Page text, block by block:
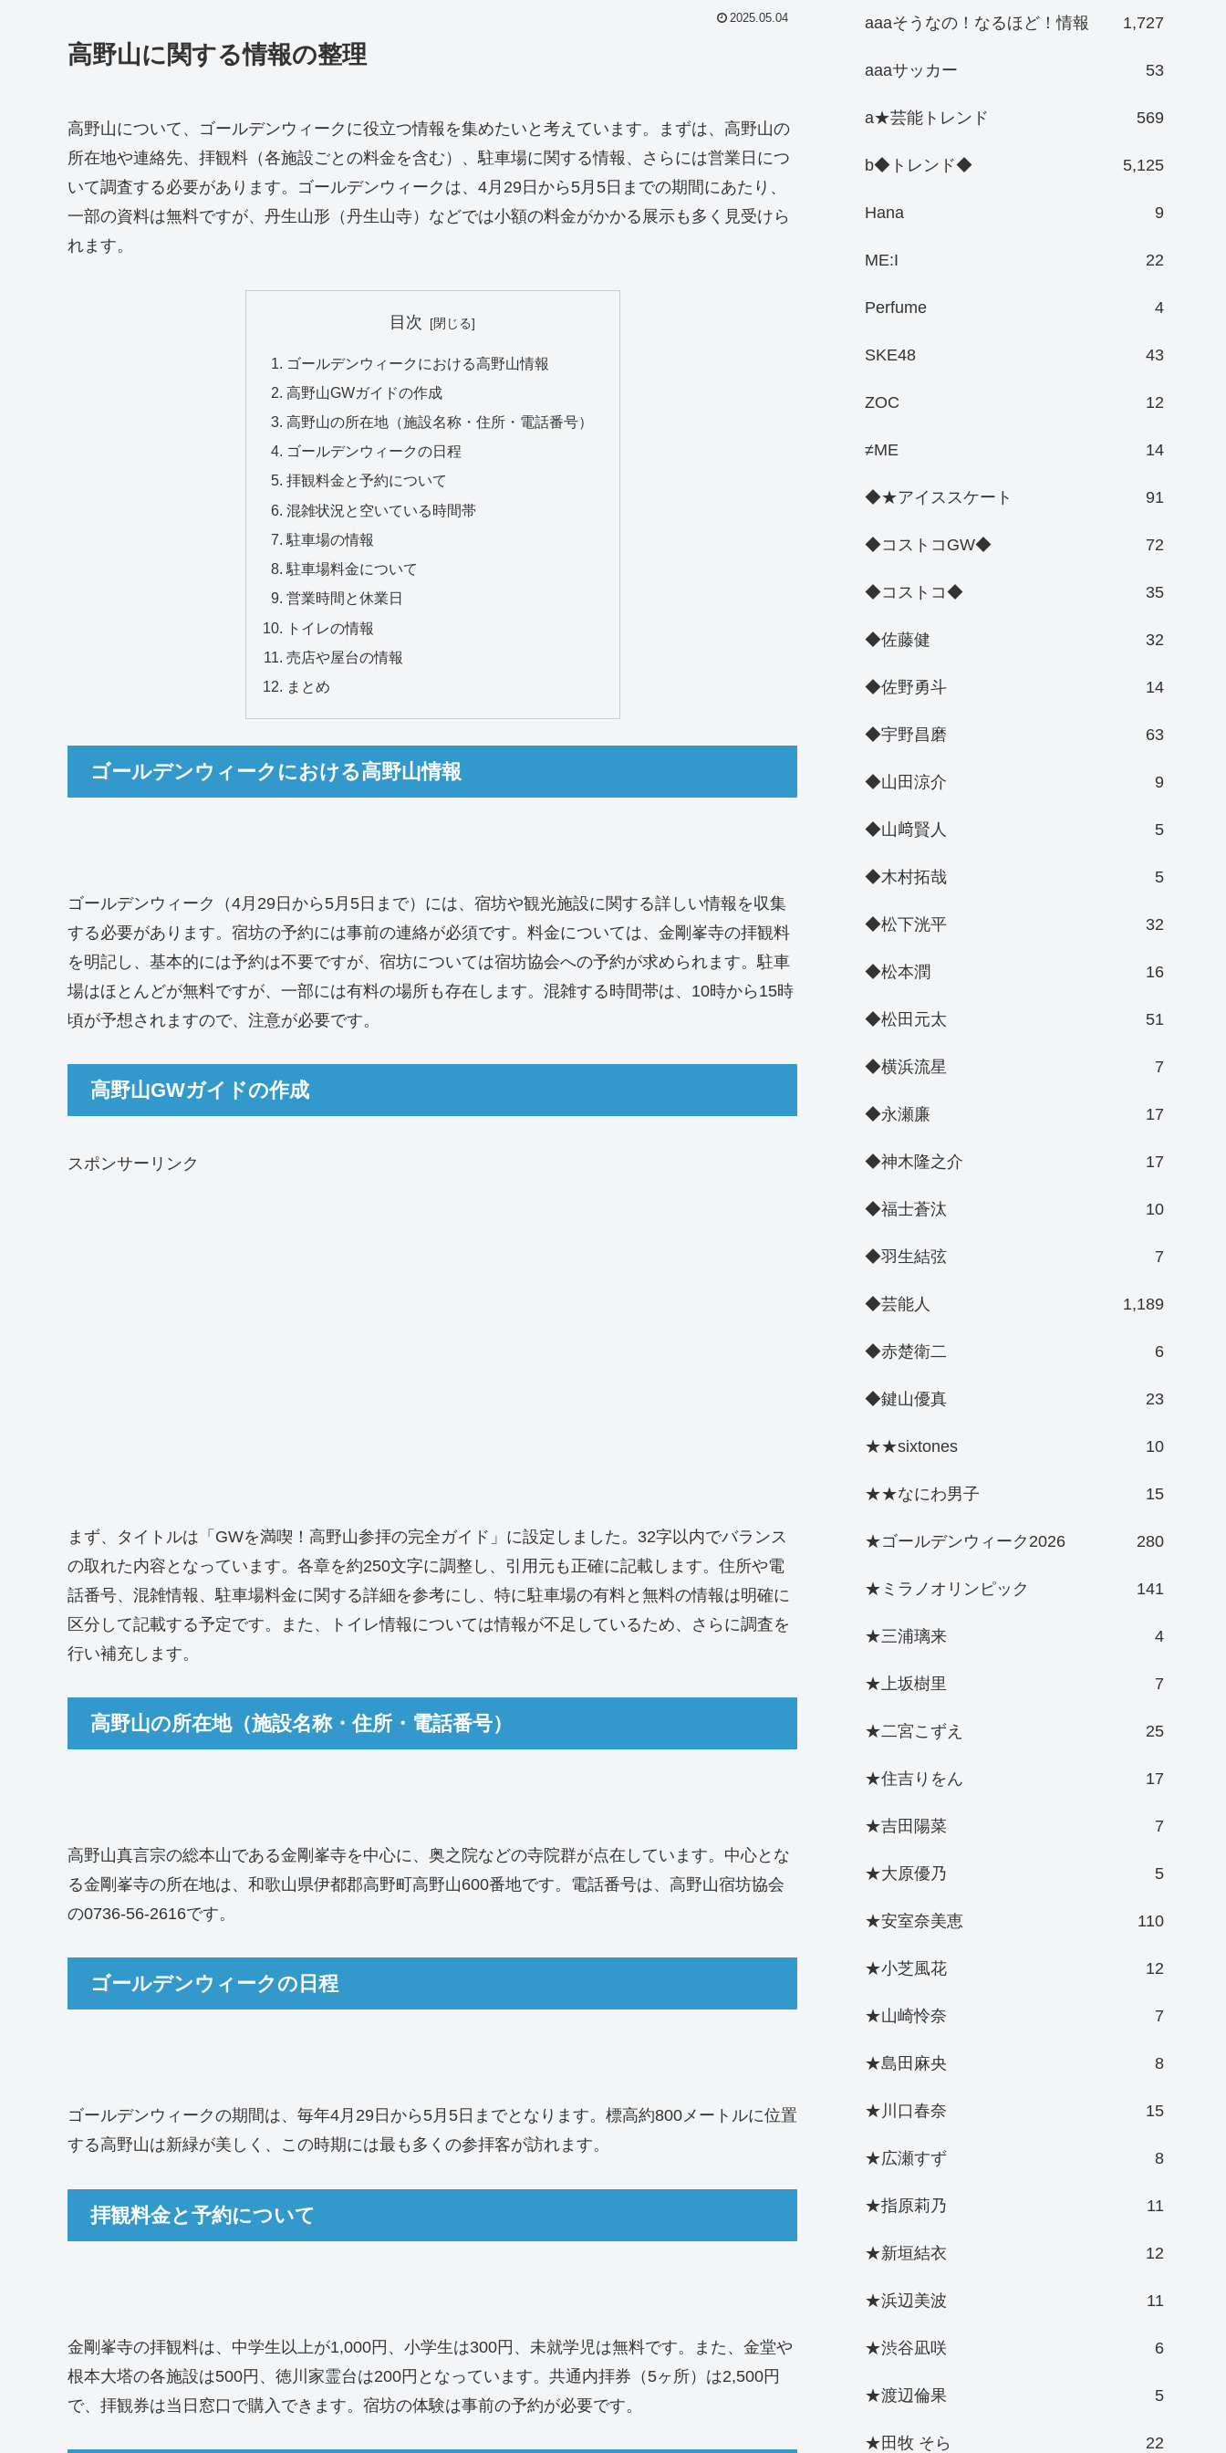
2025.05.04
高野山に関する情報の整理
高野山について、ゴールデンウィークに役立つ情報を集めたいと考えています。まずは、高野山の
所在地や連絡先、拝観料（各施設ごとの料金を含む）、駐車場に関する情報、さらには営業日につ
いて調査する必要があります。ゴールデンウィークは、4月29日から5月5日までの期間にあたり、
一部の資料は無料ですが、丹生山形（丹生山寺）などでは小額の料金がかかる展示も多く見受けら
れます。
目次
ゴールデンウィークにおける高野山情報
高野山GWガイドの作成
高野山の所在地（施設名称・住所・電話番号）
ゴールデンウィークの日程
拝観料金と予約について
混雑状況と空いている時間帯
駐車場の情報
駐車場料金について
営業時間と休業日
トイレの情報
売店や屋台の情報
まとめ
ゴールデンウィークにおける高野山情報
ゴールデンウィーク（4月29日から5月5日まで）には、宿坊や観光施設に関する詳しい情報を収集
する必要があります。宿坊の予約には事前の連絡が必須です。料金については、金剛峯寺の拝観料
を明記し、基本的には予約は不要ですが、宿坊については宿坊協会への予約が求められます。駐車
場はほとんどが無料ですが、一部には有料の場所も存在します。混雑する時間帯は、10時から15時
頃が予想されますので、注意が必要です。
高野山GWガイドの作成
スポンサーリンク
まず、タイトルは「GWを満喫！高野山参拝の完全ガイド」に設定しました。32字以内でバランス
の取れた内容となっています。各章を約250文字に調整し、引用元も正確に記載します。住所や電
話番号、混雑情報、駐車場料金に関する詳細を参考にし、特に駐車場の有料と無料の情報は明確に
区分して記載する予定です。また、トイレ情報については情報が不足しているため、さらに調査を
行い補充します。
高野山の所在地（施設名称・住所・電話番号）
高野山真言宗の総本山である金剛峯寺を中心に、奥之院などの寺院群が点在しています。中心とな
る金剛峯寺の所在地は、和歌山県伊都郡高野町高野山600番地です。電話番号は、高野山宿坊協会
の0736-56-2616です。
ゴールデンウィークの日程
ゴールデンウィークの期間は、毎年4月29日から5月5日までとなります。標高約800メートルに位置
する高野山は新緑が美しく、この時期には最も多くの参拝客が訪れます。
拝観料金と予約について
金剛峯寺の拝観料は、中学生以上が1,000円、小学生は300円、未就学児は無料です。また、金堂や
根本大塔の各施設は500円、徳川家霊台は200円となっています。共通内拝券（5ヶ所）は2,500円
で、拝観券は当日窓口で購入できます。宿坊の体験は事前の予約が必要です。
aaaそうなの！なるほど！情報 1,727
aaaサッカー 53
a★芸能トレンド 569
b◆トレンド◆ 5,125
Hana 9
ME:I 22
Perfume 4
SKE48 43
ZOC 12
≠ME 14
◆★アイススケート 91
◆コストコGW◆ 72
◆コストコ◆ 35
◆佐藤健 32
◆佐野勇斗 14
◆宇野昌磨 63
◆山田涼介 9
◆山﨑賢人 5
◆木村拓哉 5
◆松下洸平 32
◆松本潤 16
◆松田元太 51
◆横浜流星 7
◆永瀬廉 17
◆神木隆之介 17
◆福士蒼汰 10
◆羽生結弦 7
◆芸能人 1,189
◆赤楚衛二 6
◆鍵山優真 23
★★sixtones 10
★★なにわ男子 15
★ゴールデンウィーク2026 280
★ミラノオリンピック 141
★三浦璃来 4
★上坂樹里 7
★二宮こずえ 25
★住吉りをん 17
★吉田陽菜 7
★大原優乃 5
★安室奈美恵 110
★小芝風花 12
★山崎怜奈 7
★島田麻央 8
★川口春奈 15
★広瀬すず 8
★指原莉乃 11
★新垣結衣 12
★浜辺美波 11
★渋谷凪咲 6
★渡辺倫果 5
★田牧 そら 22